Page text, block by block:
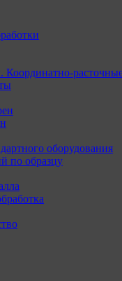
Координатно-
оборудования
по образцу